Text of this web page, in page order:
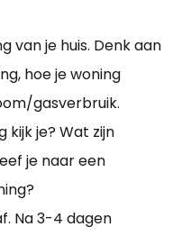
van je huis. Denk aan
hoe je woning
gasverbruik.
kijk je? Wat zijn
je naar een
Na 3-4 dagen